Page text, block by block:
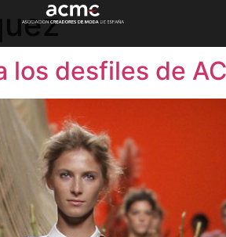
desfiles de